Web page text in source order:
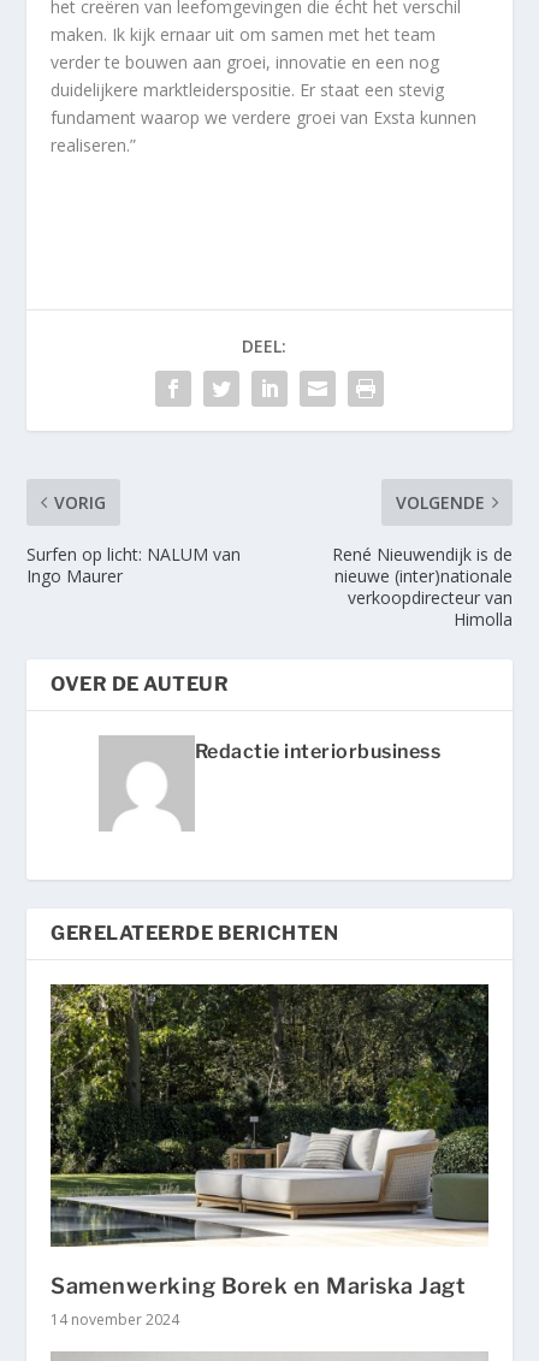
het creëren van leefomgevingen die écht het verschil
maken. Ik kijk ernaar uit om samen met het team
verder te bouwen aan groei, innovatie en een nog
duidelijkere marktleiderspositie. Er staat een stevig
fundament waarop we verdere groei van Exsta kunnen
realiseren.”
DEEL:
VORIG
Surfen op licht: NALUM van
Ingo Maurer
VOLGENDE
René Nieuwendijk is de
nieuwe (inter)nationale
verkoopdirecteur van
Himolla
OVER DE AUTEUR
Redactie interiorbusiness
GERELATEERDE BERICHTEN
Samenwerking Borek en Mariska Jagt
14 november 2024